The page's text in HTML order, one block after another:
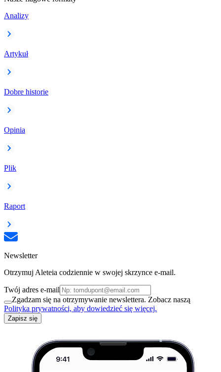
Analizy
Artykuł
Dobre historie
Opinia
Plik
Raport
Newsletter
Otrzymuj Aleteia codziennie w swojej skrzynce e-mail.
Twój adres e-mail
Zgadzam się na otrzymywanie newslettera. Zobacz naszą
Polityka prywatności, aby dowiedzieć się więcej.
Zapisz się